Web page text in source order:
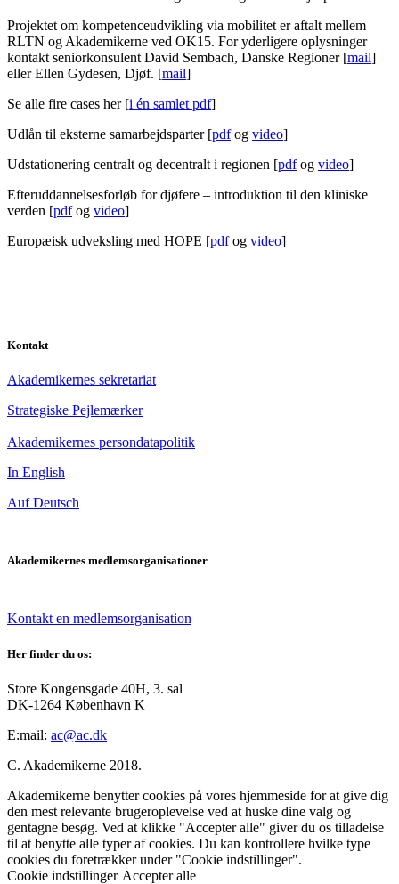
Projektet om kompetenceudvikling via mobilitet er aftalt mellem
RLTN og Akademikerne ved OK15. For yderligere oplysninger
kontakt seniorkonsulent David Sembach, Danske Regioner [mail]
eller Ellen Gydesen, Djøf. [mail]
Se alle fire cases her [i én samlet pdf]
Udlån til eksterne samarbejdsparter [pdfog video]
Udstationering centralt og decentralt i regionen [pdfog video]
Efteruddannelsesforløb for djøfere – introduktion til den kliniske
verden [pdfog video]
Europæisk udveksling med HOPE [pdfog video]
Kontakt
Akademikernes sekretariat
Strategiske Pejlemærker
Akademikernes persondatapolitik
In English
Auf Deutsch
Akademikernes medlemsorganisationer
Kontakt en medlemsorganisation
Her finder du os:
Store Kongensgade 40H, 3. sal
DK-1264 København K
E:mail: ac@ac.dk
C. Akademikerne 2018.
Akademikerne benytter cookies på vores hjemmeside for at give dig
den mest relevante brugeroplevelse ved at huske dine valg og
gentagne besøg. Ved at klikke "Accepter alle" giver du os tilladelse
til at benytte alle typer af cookies. Du kan kontrollere hvilke type
cookies du foretrækker under "Cookie indstillinger".
Cookie indstillinger Accepter alle